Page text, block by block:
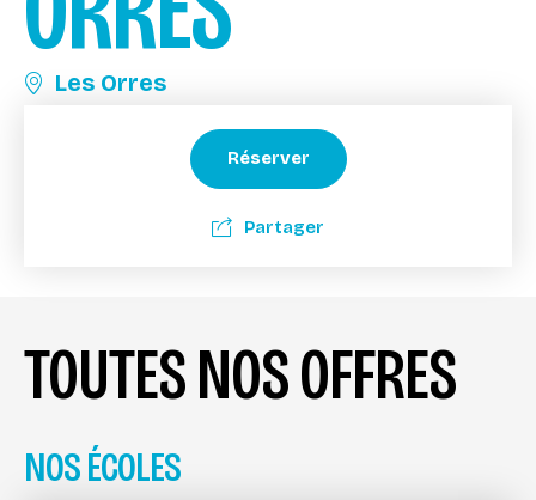
Les Orres
Réserver
Partager
TOUTES NOS OFFRES
NOS ÉCOLES